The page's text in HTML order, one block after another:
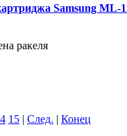
Samsung ML-
ракеля
15 | След. | Конец